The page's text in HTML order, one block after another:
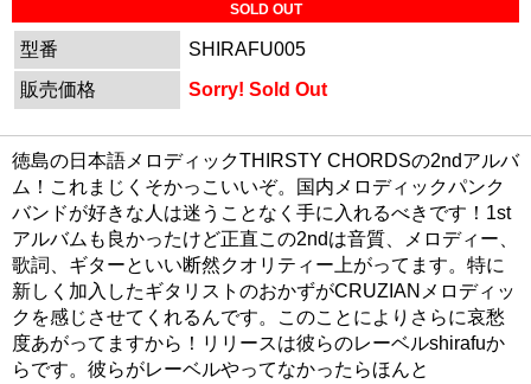
SOLD OUT
型番
SHIRAFU005
販売価格
Sorry! Sold Out
徳島の日本語メロディックTHIRSTY CHORDSの2ndアルバ
ム！これまじくそかっこいいぞ。国内メロディックパンク
バンドが好きな人は迷うことなく手に入れるべきです！1st
アルバムも良かったけど正直この2ndは音質、メロディー、
歌詞、ギターといい断然クオリティー上がってます。特に
新しく加入したギタリストのおかずがCRUZIANメロディッ
クを感じさせてくれるんです。このことによりさらに哀愁
度あがってますから！リリースは彼らのレーベルshirafuか
らです。彼らがレーベルやってなかったらほんと